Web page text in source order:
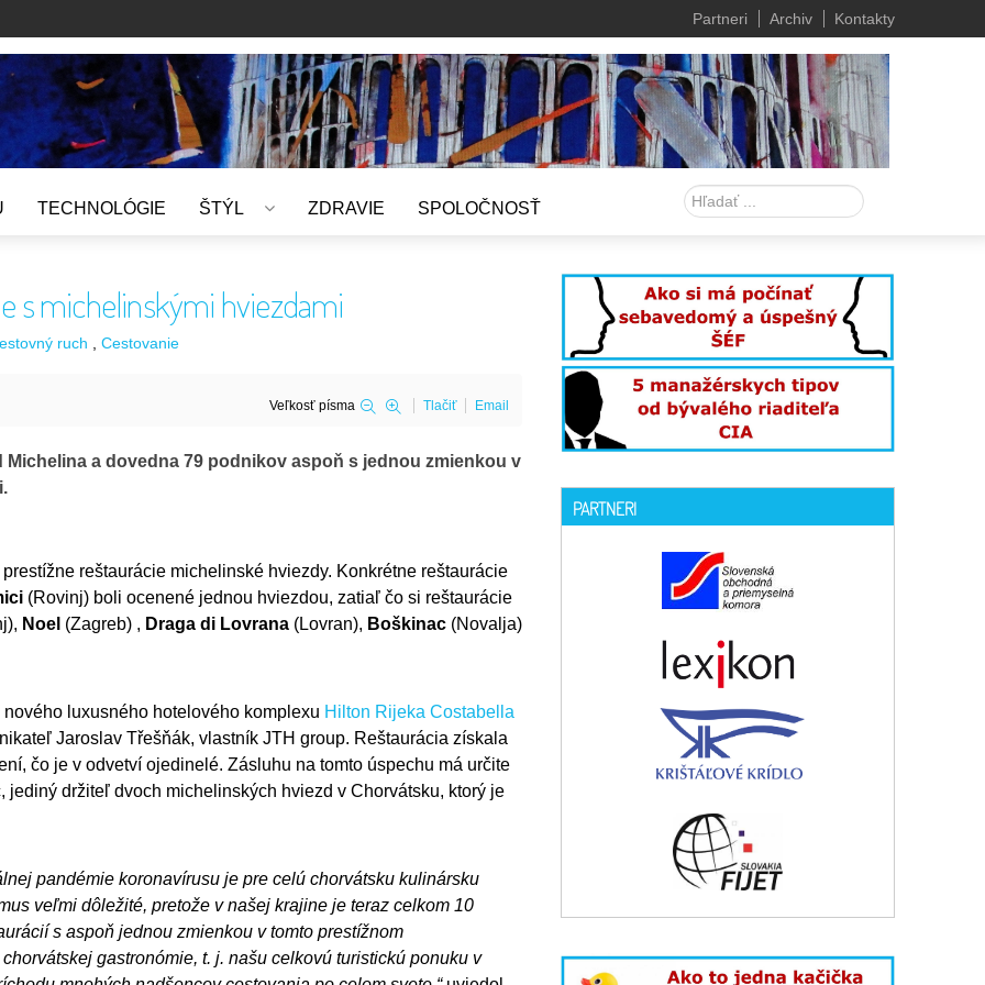
Partneri Archiv Kontakty
TECHNOLÓGIE ŠTÝL ZDRAVIE SPOLOČNOSŤ
Hľadať
s michelinskými hviezdami
ruch Cestovanie
Veľkosť písma Tlačiť Email
a dovedna 79 podnikov aspoň s jednou zmienkou v
reštaurácie michelinské hviezdy. Konkrétne reštaurácie
(Rovinj) boli ocenené jednou hviezdou, zatiaľ čo si reštaurácie
Noel (Zagreb) , Draga di Lovrana (Lovran), Boškinac (Novalja)
luxusného hotelového komplexu Hilton Rijeka Costabella
Jaroslav Třešňák, vlastník JTH group. Reštaurácia získala
čo je v odvetví ojedinelé. Zásluhu na tomto úspechu má určite
držiteľ dvoch michelinských hviezd v Chorvátsku, ktorý je
pandémie koronavírusu je pre celú chorvátsku kulinársku
veľmi dôležité, pretože v našej krajine je teraz celkom 10
s aspoň jednou zmienkou v tomto prestížnom
gastronómie, t. j. našu celkovú turistickú ponuku v
PARTNERI